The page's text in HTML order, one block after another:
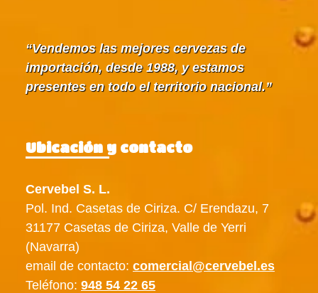
Vendemos las mejores cervezas de
importación, desde 1988, y estamos
presentes en todo el territorio nacional.
Ubicación y contacto
Cervebel S. L.
Pol. Ind. Casetas de Ciriza. C/ Erendazu, 7
31177 Casetas de Ciriza, Valle de Yerri
(Navarra)
email de contacto: comercial@cervebel.es
Teléfono: 948 54 22 65